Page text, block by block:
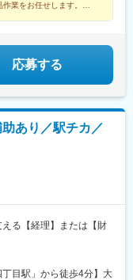
業をお任せします。
応募する
あり／駅チカ／
える【経理】または【財
丁目駅」から徒歩4分】大